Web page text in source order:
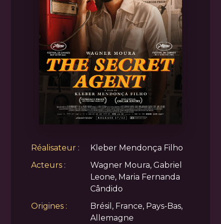
Réalisateur :
Kleber Mendonça Filho
Acteurs :
Wagner Moura, Gabriel
Leone, Maria Fernanda
Cândido
Origines :
Brésil, France, Pays-Bas,
Allemagne